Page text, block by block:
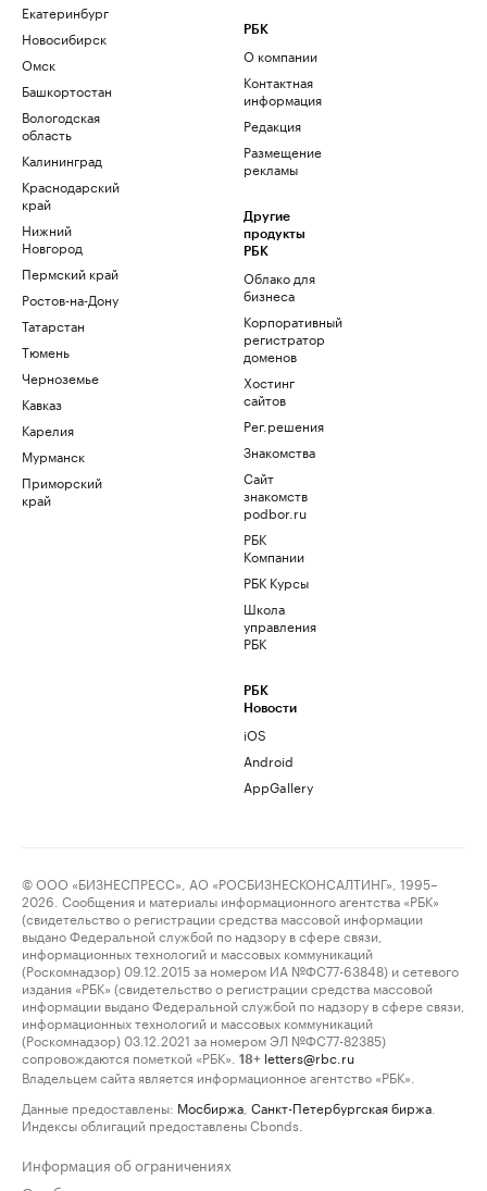
Екатеринбург
Новосибирск
Омск
Башкортостан
Вологодская
область
Калининград
Краснодарский
край
Нижний
Новгород
Пермский край
Ростов-на-Дону
Татарстан
Тюмень
Черноземье
Кавказ
Карелия
Мурманск
Приморский
край
РБК
О компании
Контактная
информация
Редакция
Размещение
рекламы
Другие
продукты
РБК
Облако для
бизнеса
Корпоративный
регистратор
доменов
Хостинг
сайтов
Рег.решения
Знакомства
Сайт
знакомств
podbor.ru
РБК
Компании
РБК Курсы
Школа
управления
РБК
РБК
Новости
iOS
Android
AppGallery
© ООО «БИЗНЕСПРЕСС», АО «РОСБИЗНЕСКОНСАЛТИНГ», 1995–
2026. Сообщения и материалы информационного агентства «РБК»
(свидетельство о регистрации средства массовой информации
выдано Федеральной службой по надзору в сфере связи,
информационных технологий и массовых коммуникаций
(Роскомнадзор) 09.12.2015 за номером ИА №ФС77-63848) и сетевого
издания «РБК» (свидетельство о регистрации средства массовой
информации выдано Федеральной службой по надзору в сфере связи,
информационных технологий и массовых коммуникаций
(Роскомнадзор) 03.12.2021 за номером ЭЛ №ФС77-82385)
сопровождаются пометкой «РБК».
18+ letters@rbc.ru
Владельцем сайта является информационное агентство «РБК».
Данные предоставлены: Мосбиржа Санкт-Петербургская биржа
Индексы облигаций предоставлены Cbonds.
Информация об ограничениях